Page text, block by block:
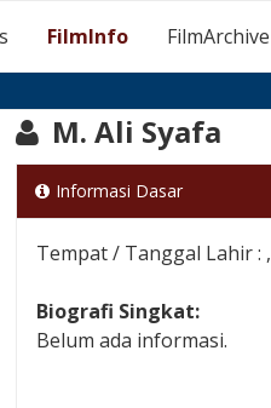
FilmInfo FilmArchive
M. Ali Syafa
Informasi Dasar
Tempat / Tanggal Lahir : ,
Biografi Singkat:
Belum ada informasi.